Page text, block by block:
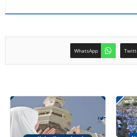
WhatsApp